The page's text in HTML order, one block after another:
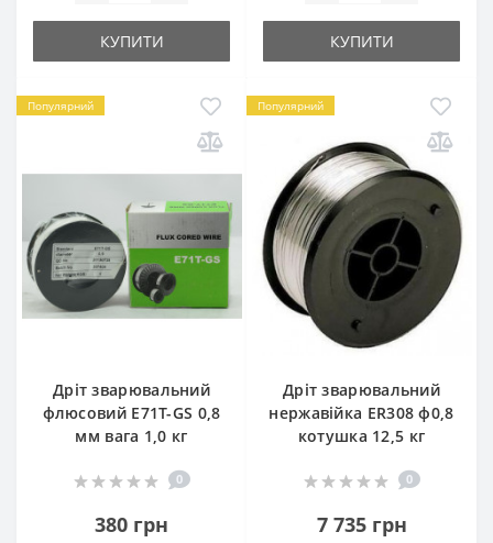
КУПИТИ КУПИТИ
Популярний
Дріт зварювальний
флюсовий E71T-GS 0,8
мм вага 1,0 кг
0
380 грн
Популярний
Дріт зварювальний
нержавійка ER308 ф0,8
котушка 12,5 кг
0
7 735 грн